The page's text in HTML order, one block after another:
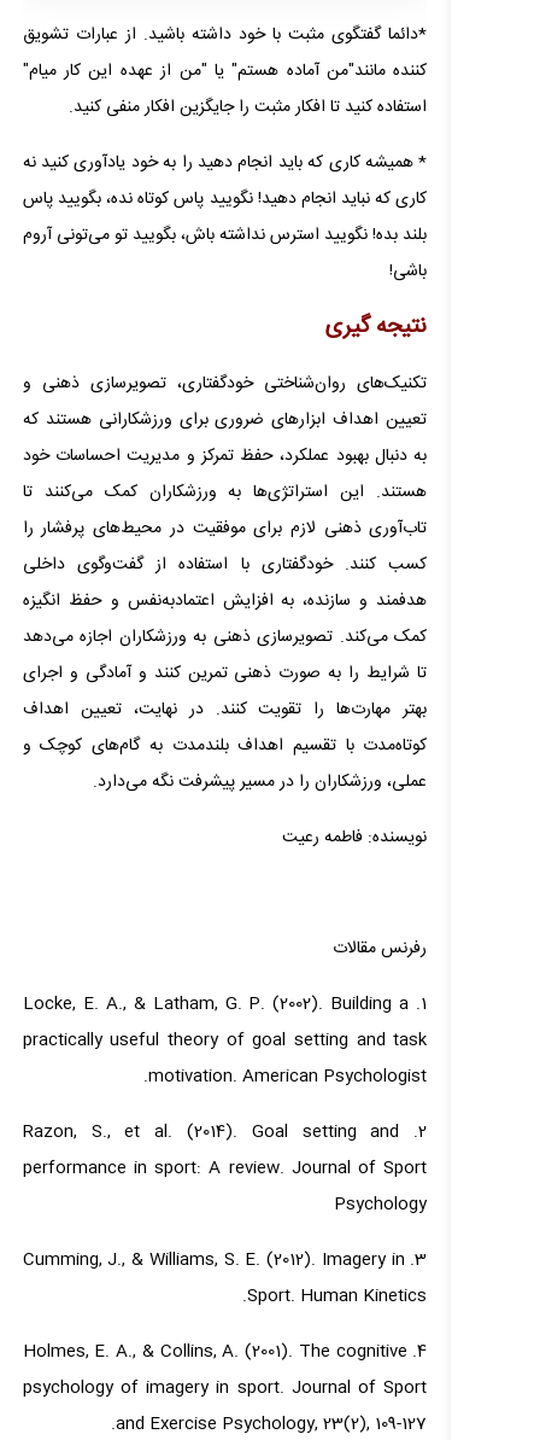
*دائما گفتگوی مثبت با خود داشته باشید. از عبارات تشویق
کننده مانند"من آماده هستم" یا "من از عهده این کار میام"
استفاده کنید تا افکار مثبت را جایگزین افکار منفی کنید.
* همیشه کاری که باید انجام دهید را به خود یادآوری کنید نه
کاری که نباید انجام دهید! نگویید پاس کوتاه نده، بگویید پاس
بلند بده! نگویید استرس نداشته باش، بگویید تو می‌تو‌نی آروم
باشی!
نتیجه گیری
تکنیک‌های روان‌شناختی خودگفتاری، تصویرسازی ذهنی و
تعیین اهداف ابزارهای ضروری برای ورزشکارانی هستند که
به دنبال بهبود عملکرد، حفظ تمرکز و مدیریت احساسات خود
هستند. این استراتژی‌ها به ورزشکاران کمک می‌کنند تا
تاب‌آوری ذهنی لازم برای موفقیت در محیط‌های پرفشار را
کسب کنند. خودگفتاری با استفاده از گفت‌وگوی داخلی
هدفمند و سازنده، به افزایش اعتمادبه‌نفس و حفظ انگیزه
کمک می‌کند. تصویرسازی ذهنی به ورزشکاران اجازه می‌دهد
تا شرایط را به صورت ذهنی تمرین کنند و آمادگی و اجرای
بهتر مهارت‌ها را تقویت کنند. در نهایت، تعیین اهداف
کوتاه‌مدت با تقسیم اهداف بلندمدت به گام‌های کوچک و
عملی، ورزشکاران را در مسیر پیشرفت نگه می‌دارد.
نویسنده: فاطمه رعیت
رفرنس مقالات
1. Locke, E. A., & Latham, G. P. (2002). Building a
practically useful theory of goal setting and task
motivation. American Psychologist.
2. Razon, S., et al. (2014). Goal setting and
performance in sport: A review. Journal of Sport
Psychology
3. Cumming, J., & Williams, S. E. (2012). Imagery in
Sport. Human Kinetics.
4. Holmes, E. A., & Collins, A. (2001). The cognitive
psychology of imagery in sport. Journal of Sport
and Exercise Psychology, 23(2), 109-127.